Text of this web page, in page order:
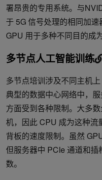
署昂贵的专用系统。与
于 5G 信号处理的相同加
GPU 用于多种不同目的成
多节点人工智能训练
多节点培训涉及不同主机
典型的数据中心网络中，
方面受到各种限制。大多
机，因此 CPU 成为这种流
背板的速度限制。虽然
但服务器中 PCIe 通道和
数。